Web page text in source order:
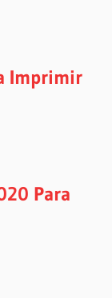
Imprimir
Para